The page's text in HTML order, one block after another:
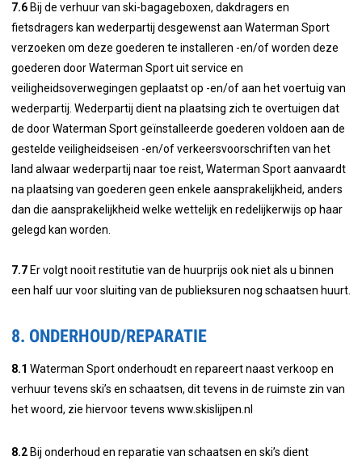
7.6 Bij de verhuur van ski-bagageboxen, dakdragers en
fietsdragers kan wederpartij desgewenst aan Waterman Sport
verzoeken om deze goederen te installeren -en/of worden deze
goederen door Waterman Sport uit service en
veiligheidsoverwegingen geplaatst op -en/of aan het voertuig van
wederpartij. Wederpartij dient na plaatsing zich te overtuigen dat
de door Waterman Sport geïnstalleerde goederen voldoen aan de
gestelde veiligheidseisen -en/of verkeersvoorschriften van het
land alwaar wederpartij naar toe reist, Waterman Sport aanvaardt
na plaatsing van goederen geen enkele aansprakelijkheid, anders
dan die aansprakelijkheid welke wettelijk en redelijkerwijs op haar
gelegd kan worden.
7.7 Er volgt nooit restitutie van de huurprijs ook niet als u binnen
een half uur voor sluiting van de publieksuren nog schaatsen huurt.
8. ONDERHOUD/REPARATIE
8.1 Waterman Sport onderhoudt en repareert naast verkoop en
verhuur tevens ski’s en schaatsen, dit tevens in de ruimste zin van
het woord, zie hiervoor tevens www.skislijpen.nl
8.2 Bij onderhoud en reparatie van schaatsen en ski’s dient